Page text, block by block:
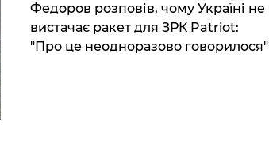
​Федоров розповів, чому Україні не
вистачає ракет для ЗРК Patriot:
"Про це неодноразово говорилося"